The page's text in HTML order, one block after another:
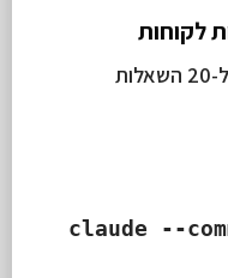
מגדיר: מי אתה, הטון, תשובות ל-20 השאלות
claude --